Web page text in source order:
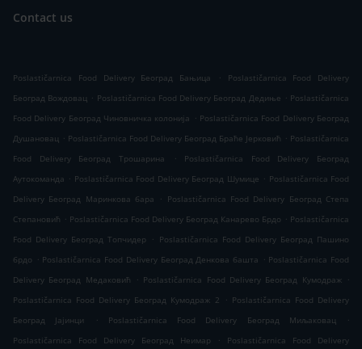
Contact us
Poslastičarnica Food Delivery Београд Бањица .
Poslastičarnica Food Delivery
Београд Вождовац . Poslastičarnica Food Delivery Београд Дедиње . Poslastičarnica
Food Delivery Београд Чиновничка колонија . Poslastičarnica Food Delivery Београд
Душановац . Poslastičarnica Food Delivery Београд Браће Јерковић . Poslastičarnica
Food Delivery Београд Трошарина
.
Poslastičarnica Food Delivery Београд
Аутокоманда . Poslastičarnica Food Delivery Београд Шумице . Poslastičarnica Food
Delivery Београд Маринкова бара
. Poslastičarnica Food Delivery Београд Степа
Степановић . Poslastičarnica Food Delivery Београд Канарево Брдо . Poslastičarnica
Food Delivery Београд Топчидер
. Poslastičarnica Food Delivery Београд Пашино
брдо . Poslastičarnica Food Delivery Београд Денкова башта . Poslastičarnica Food
Delivery Београд Медаковић
. Poslastičarnica Food Delivery Београд Кумодраж .
Poslastičarnica Food Delivery Београд Кумодраж 2
. Poslastičarnica Food Delivery
Београд Јајинци
. Poslastičarnica Food Delivery Београд Миљаковац
.
Poslastičarnica Food Delivery Београд Неимар
.
Poslastičarnica Food Delivery